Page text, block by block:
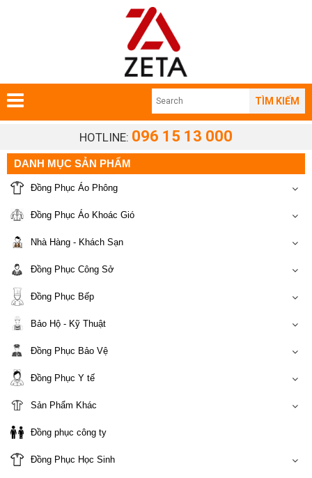
TÌM KIẾM
HOTLINE: 096 15 13 000
DANH MỤC SẢN PHẨM
Đồng Phục Áo Phông
Đồng Phục Áo Khoác Gió
Nhà Hàng - Khách Sạn
Đồng Phục Công Sở
Đồng Phục Bếp
Bảo Hộ - Kỹ Thuật
Đồng Phục Bảo Vệ
Đồng Phục Y tế
Sản Phẩm Khác
Đồng phục công ty
Đồng Phục Học Sinh